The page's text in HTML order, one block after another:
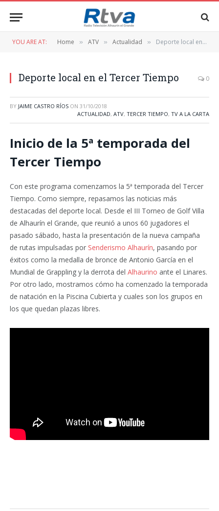
YOU ARE AT: Home » ATV » Actualidad » Deporte local en el Tercer Tiempo
Deporte local en el Tercer Tiempo 0
BY JAIME CASTRO RÍOS ON 31/10/2018
ACTUALIDAD, ATV, TERCER TIEMPO, TV A LA CARTA
Inicio de la 5ª temporada del
Tercer Tiempo
Con este programa comenzamos la 5ª temporada del Tercer
Tiempo. Como siempre, repasamos las noticias más
destacadas del deporte local. Desde el III Torneo de Golf Villa
de Alhaurín el Grande, que reunió a unos 60 jugadores el
pasado sábado, hasta la presentación de la nueva campaña
de rutas impulsadas por Senderismo Alhaurín, pasando por
éxitos como la medalla de bronce de Antonio García en el
Mundial de Grappling y la derrota del Alhaurino ante el Linares.
Por otro lado, mostramos cómo ha comenzado la temporada
de natación en la Piscina Cubierta y cuales son los grupos en
los que quedan plazas libres.